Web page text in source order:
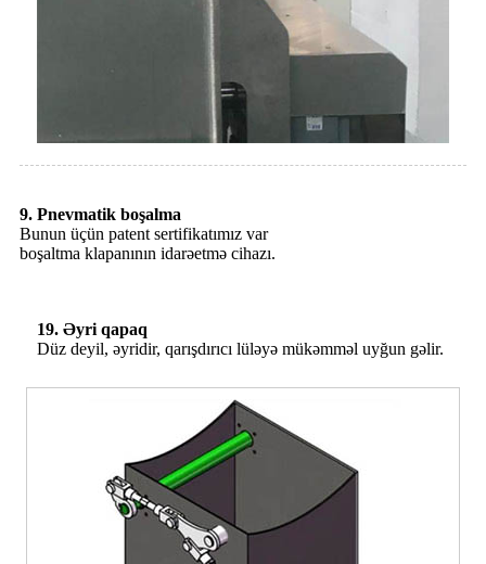
9. Pnevmatik boşalma
Bunun üçün patent sertifikatımız var
boşaltma klapanının idarəetmə cihazı.
19. Əyri qapaq
Düz deyil, əyridir, qarışdırıcı lüləyə mükəmməl uyğun gəlir.